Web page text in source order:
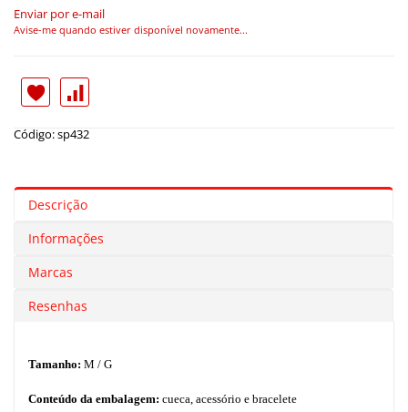
Enviar por e-mail
Avise-me quando estiver disponível novamente...
Código: sp432
Descrição
Informações
Marcas
Resenhas
Tamanho: M / G
Conteúdo da embalagem: cueca, acessório e bracelete